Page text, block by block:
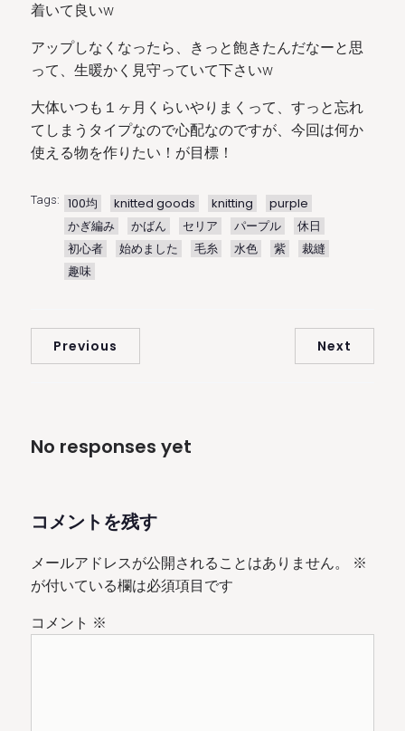
着いて良いw
アップしなくなったら、きっと飽きたんだなーと思
って、生暖かく見守っていて下さいw
大体いつも１ヶ月くらいやりまくって、すっと忘れ
てしまうタイプなので心配なのですが、今回は何か
使える物を作りたい！が目標！
Tags: 100均 knitted goods knitting
purple
かぎ編み
かばん セリア パープル
休日
初心者
始めました 毛糸 水色 紫
裁縫
趣味
Previous Next
No responses yet
コメントを残す
メールアドレスが公開されることはありません。
※
が付いている欄は必須項目です
コメント ※